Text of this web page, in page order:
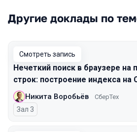
Другие доклады по
Смотреть запись
Нечеткий поиск в браузере на
строк: построение индекса на
Никита Воробьёв СберТех
Зал 3